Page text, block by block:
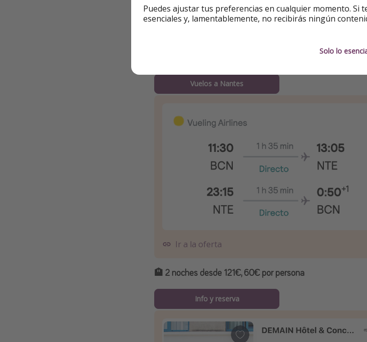
🔹 Ej. de viaje + económico desde Barcelona:
Vuelos a Nantes
Ir a la oferta
🏨 2 noches desde 121€, 60€ por persona
Info y reserva
Puedes ajustar tus preferencias en cualquier momento. Si
esenciales y, lamentablemente, no recibirás ningún
Solo lo